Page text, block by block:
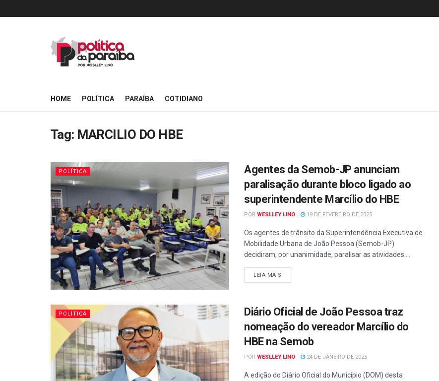
HOME POLÍTICA PARAÍBA COTIDIANO
Tag: MARCILIO DO HBE
POLÍTICA
Agentes da Semob-JP anunciam
paralisação durante bloco ligado ao
superintendente Marcílio do HBE
POR WESLLEY LINO 19 DE FEVEREIRO DE 2025
Os agentes de trânsito da Superintendência Executiva de
Mobilidade Urbana de João Pessoa (Semob-JP)
decidiram, por unanimidade, paralisar as atividades ...
LEIA MAIS
POLÍTICA
Diário Oficial de João Pessoa traz
nomeação do vereador Marcílio do
HBE na Semob
POR WESLLEY LINO 24 DE JANEIRO DE 2025
A edição do Diário Oficial do Município (DOM) desta